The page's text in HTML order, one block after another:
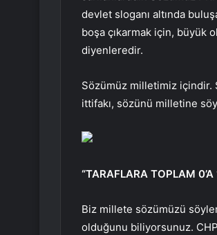
devlet sloganı altında
boşa çıkarmak için, büyük
diyenleredir.
Sözümüz milletimiz içindir.
ittifakı, sözünü milletine
“TARAFLARA TOPLAM
Biz millete sözümüzü
olduğunu biliyorsunuz.